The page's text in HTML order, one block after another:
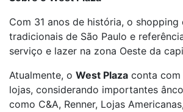
Com 31 anos de história, o shopping
tradicionais de São Paulo e
serviço e lazer na zona Oeste da
Atualmente, o West Plaza conta com
lojas, considerando importantes
como C&A, Renner, Lojas